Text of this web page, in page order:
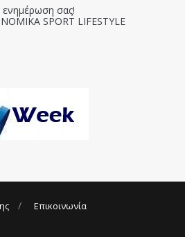
σας!
SPORT LIFESTYLE
Επικοινωνία